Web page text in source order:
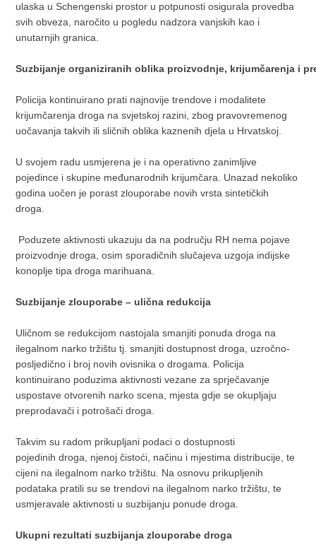
ulaska u Schengenski prostor u potpunosti osigurala provedba
svih obveza, naročito u pogledu nadzora vanjskih kao i
unutarnjih granica.
Suzbijanje organiziranih oblika proizvodnje, krijumčarenja i
Policija kontinuirano prati najnovije trendove i modalitete
krijumčarenja droga na svjetskoj razini, zbog pravovremenog
uočavanja takvih ili sličnih oblika kaznenih djela u Hrvatskoj.
U svojem radu usmjerena je i na operativno zanimljive
pojedince i skupine međunarodnih krijumčara. Unazad nekoliko
godina uočen je porast zlouporabe novih vrsta sintetičkih
droga.
Poduzete aktivnosti ukazuju da na području RH nema pojave
proizvodnje droga, osim sporadičnih slučajeva uzgoja indijske
konoplje tipa droga marihuana.
Suzbijanje zlouporabe – ulična redukcija
Uličnom se redukcijom nastojala smanjiti ponuda droga na
ilegalnom narko tržištu tj. smanjiti dostupnost droga, uzročno-
posljedično i broj novih ovisnika o drogama. Policija
kontinuirano poduzima aktivnosti vezane za sprječavanje
uspostave otvorenih narko scena, mjesta gdje se okupljaju
preprodavači i potrošači droga.
Takvim su radom prikupljani podaci o dostupnosti
pojedinih droga, njenoj čistoći, načinu i mjestima distribucije, te
cijeni na ilegalnom narko tržištu. Na osnovu prikupljenih
podataka pratili su se trendovi na ilegalnom narko tržištu, te
usmjeravale aktivnosti u suzbijanju ponude droga.
Ukupni rezultati suzbijanja zlouporabe droga